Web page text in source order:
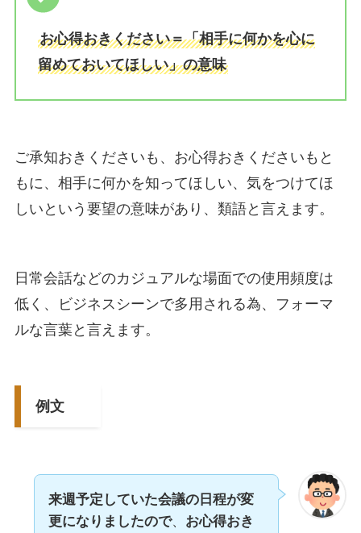
お心得おきください＝「相手に何かを心に
留めておいてほしい」の意味
ご承知おきくださいも、お心得おきくださいもと
もに、相手に何かを知ってほしい、気をつけてほ
しいという要望の意味があり、類語と言えます。
日常会話などのカジュアルな場面での使用頻度は
低く、ビジネスシーンで多用される為、フォーマ
ルな言葉と言えます。
例文
来週予定していた会議の日程が変
更になりましたので、 お心得おき